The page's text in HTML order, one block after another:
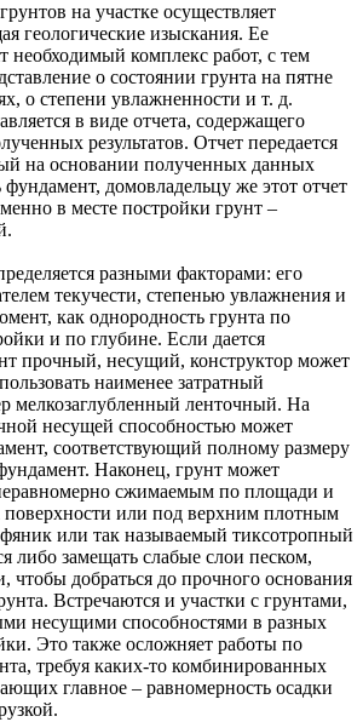
на участке осуществляет
геологические изыскания. Ее
необходимый комплекс работ, с тем
о состоянии грунта на пятне
о степени увлажненности и т. д.
в виде отчета, содержащего
результатов. Отчет передается
на основании полученных данных
фундамент, домовладельцу же этот отчет
в месте постройки грунт –
разными факторами: его
текучести, степенью увлажнения и
как однородность грунта по
и по глубине. Если дается
прочный, несущий, конструктор может
наименее затратный
мелкозаглубленный ленточный. На
несущей способностью может
соответствующий полному размеру
Наконец, грунт может
сжимаемым по площади и
поверхности или под верхним плотным
или так называемый тиксотропный
либо замещать слабые слои песком,
чтобы добраться до прочного основания
Встречаются и участки с грунтами,
несущими способностями в разных
Это также осложняет работы по
требуя каких-то комбинированных
главное – равномерность осадки